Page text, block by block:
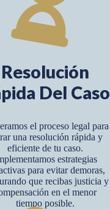
Resolución
Del Caso
el proceso legal para
una resolución rápida y
eficiente de tu caso.
estrategias
para evitar demoras,
que recibas justicia y
en el menor
tiempo posible.